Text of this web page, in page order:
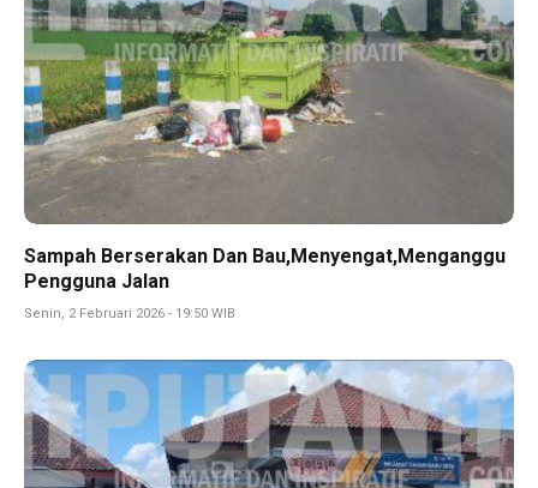
Sampah Berserakan Dan Bau,Menyengat,Menganggu
Pengguna Jalan
Senin, 2 Februari 2026 - 19:50 WIB